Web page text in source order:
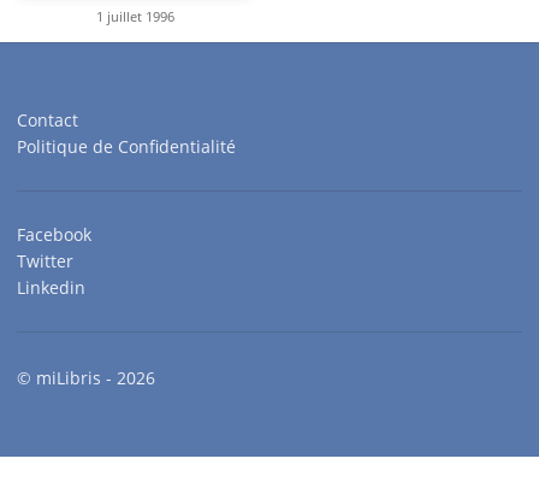
1 juillet 1996
Contact
Politique de Confidentialité
Facebook
Twitter
Linkedin
© miLibris - 2026